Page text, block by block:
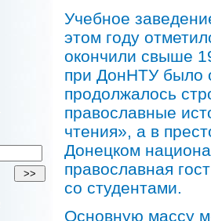
Учебное
этом году
окончили свыше
при ДонНТУ было
продолжалось
православные
чтения», а в
Донецком
православная
со студентами.
Основную массу